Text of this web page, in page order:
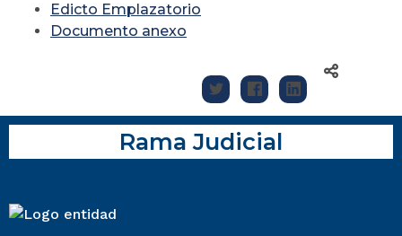
Edicto Emplazatorio
Documento anexo
Rama Judicial